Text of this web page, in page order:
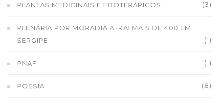
PLANTAS MEDICINAIS E FITOTERÁPICOS (3)
PLENÁRIA POR MORADIA ATRAI MAIS DE 400 EM
SERGIPE
(1)
PNAF (1)
POESIA (8)